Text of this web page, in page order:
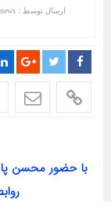
ارسال توسط :
با حضور محسن